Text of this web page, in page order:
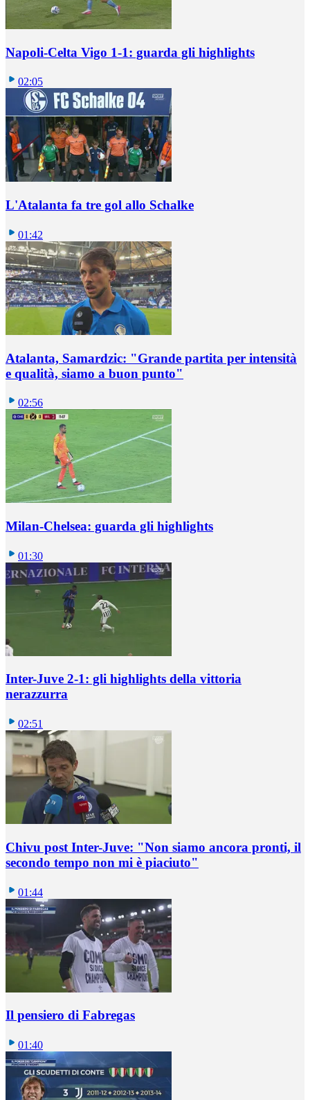
Napoli-Celta Vigo 1-1: guarda gli highlights
02:05
L'Atalanta fa tre gol allo Schalke
01:42
Atalanta, Samardzic: "Grande partita per intensità
e qualità, siamo a buon punto"
02:56
Milan-Chelsea: guarda gli highlights
01:30
Inter-Juve 2-1: gli highlights della vittoria
nerazzurra
02:51
Chivu post Inter-Juve: "Non siamo ancora pronti, il
secondo tempo non mi è piaciuto"
01:44
Il pensiero di Fabregas
01:40